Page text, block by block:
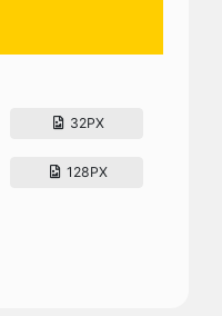
32PX
128PX